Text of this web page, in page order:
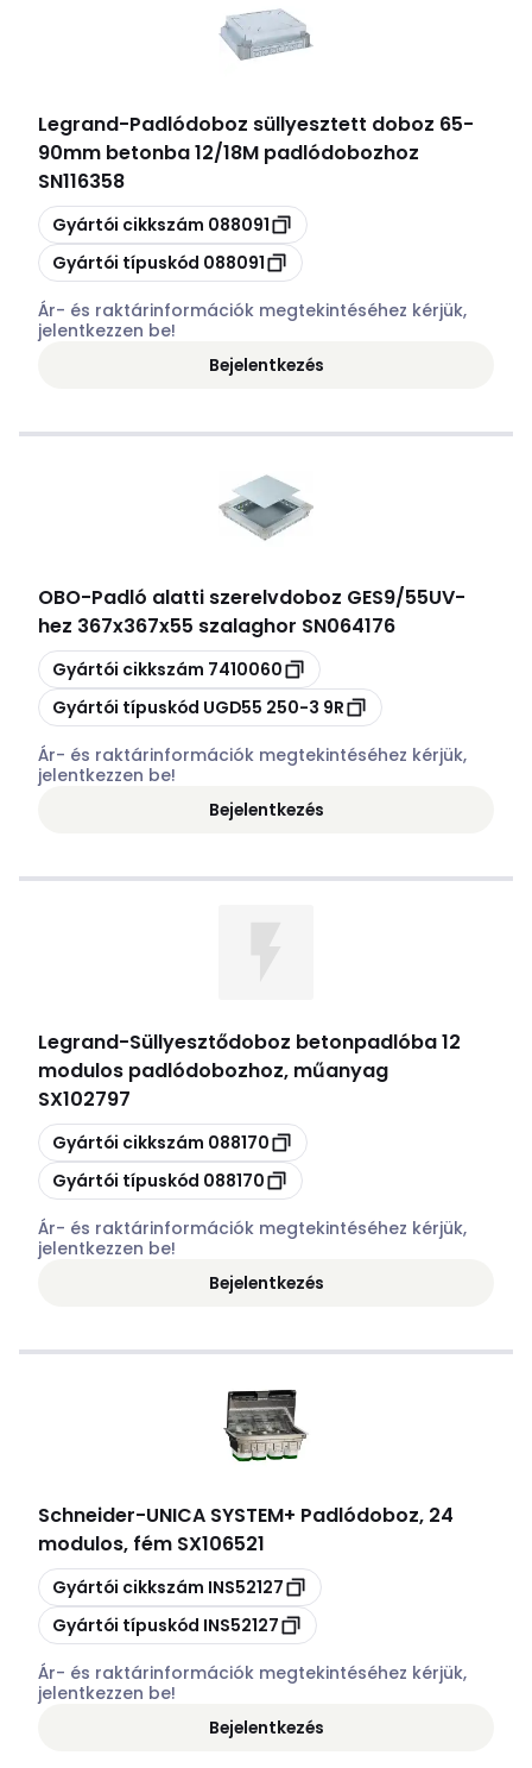
Legrand-Padlódoboz süllyesztett doboz 65-
90mm betonba 12/18M padlódobozhoz
SN116358
Másolás
Gyártói cikkszám 088091
Másolás
Gyártói típuskód 088091
Ár- és raktárinformációk megtekintéséhez kérjük,
jelentkezzen be!
Bejelentkezés
OBO-Padló alatti szerelvdoboz GES9/55UV-
hez 367x367x55 szalaghor SN064176
Másolás
Gyártói cikkszám 7410060
Másolás
Gyártói típuskód UGD55 250-3 9R
Ár- és raktárinformációk megtekintéséhez kérjük,
jelentkezzen be!
Bejelentkezés
Legrand-Süllyesztődoboz betonpadlóba 12
modulos padlódobozhoz, műanyag
SX102797
Másolás
Gyártói cikkszám 088170
Másolás
Gyártói típuskód 088170
Ár- és raktárinformációk megtekintéséhez kérjük,
jelentkezzen be!
Bejelentkezés
Schneider-UNICA SYSTEM+ Padlódoboz, 24
modulos, fém SX106521
Másolás
Gyártói cikkszám INS52127
Másolás
Gyártói típuskód INS52127
Ár- és raktárinformációk megtekintéséhez kérjük,
jelentkezzen be!
Bejelentkezés